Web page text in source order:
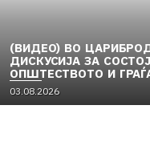
(ВИДЕО) ВО
ДИСКУСИЈА ЗА
ОПШТЕСТВОТО И
03.08.2026